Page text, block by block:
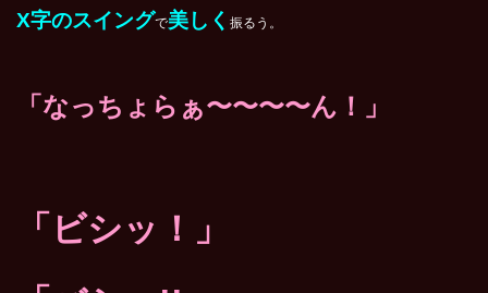
X字のスイングで美しく 振るう。
「なっちょらぁ〜〜〜〜ん！」
「ビシッ！」